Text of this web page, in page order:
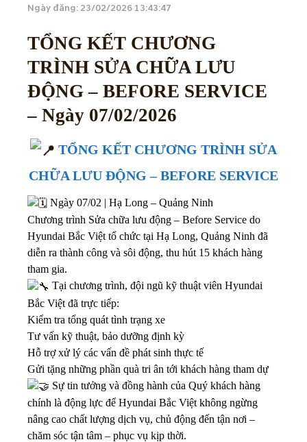
Ngày đăng: 23/02/2026 13:43:47
TỔNG KẾT CHƯƠNG
TRÌNH SỬA CHỮA LƯU
ĐỘNG – BEFORE SERVICE
– Ngày 07/02/2026
TỔNG KẾT CHƯƠNG TRÌNH SỬA
CHỮA LƯU ĐỘNG – BEFORE SERVICE
Ngày 07/02 | Hạ Long – Quảng Ninh
Chương trình Sửa chữa lưu động – Before Service do
Hyundai Bắc Việt tổ chức tại Hạ Long, Quảng Ninh đã
diễn ra thành công và sôi động, thu hút 15 khách hàng
tham gia.
Tại chương trình, đội ngũ kỹ thuật viên Hyundai
Bắc Việt đã trực tiếp:
Kiểm tra tổng quát tình trạng xe
Tư vấn kỹ thuật, bảo dưỡng định kỳ
Hỗ trợ xử lý các vấn đề phát sinh thực tế
Gửi tặng những phần quà tri ân tới khách hàng tham dự
Sự tin tưởng và đồng hành của Quý khách hàng
chính là động lực để Hyundai Bắc Việt không ngừng
nâng cao chất lượng dịch vụ, chủ động đến tận nơi –
chăm sóc tận tâm – phục vụ kịp thời.